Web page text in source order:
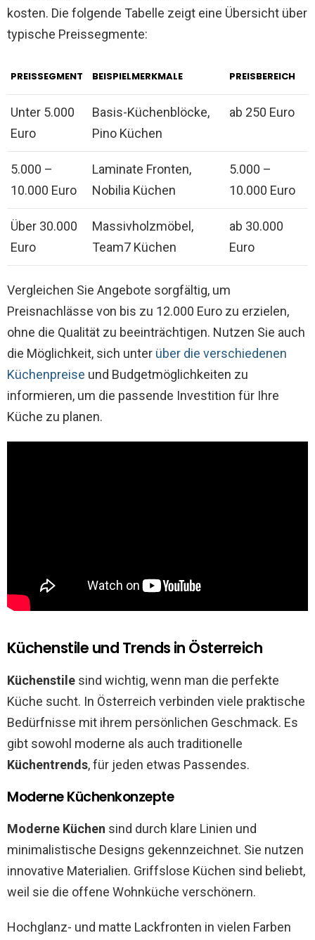
kosten. Die folgende Tabelle zeigt eine Übersicht über
typische Preissegmente:
PREISSEGMENT BEISPIELMERKMALE PREISBEREICH
Unter 5.000
Euro
Basis-Küchenblöcke,
Pino Küchen
ab 250 Euro
5.000 –
10.000 Euro
Laminate Fronten,
Nobilia Küchen
5.000 –
10.000 Euro
Über 30.000
Euro
Massivholzmöbel,
Team7 Küchen
ab 30.000
Euro
Vergleichen Sie Angebote sorgfältig, um
Preisnachlässe von bis zu 12.000 Euro zu erzielen,
ohne die Qualität zu beeinträchtigen. Nutzen Sie auch
die Möglichkeit, sich unter über die verschiedenen
Küchenpreise und Budgetmöglichkeiten zu
informieren, um die passende Investition für Ihre
Küche zu planen.
Küchenstile und Trends in Österreich
Küchenstile sind wichtig, wenn man die perfekte
Küche sucht. In Österreich verbinden viele praktische
Bedürfnisse mit ihrem persönlichen Geschmack. Es
gibt sowohl moderne als auch traditionelle
Küchentrends, für jeden etwas Passendes.
Moderne Küchenkonzepte
Moderne Küchen sind durch klare Linien und
minimalistische Designs gekennzeichnet. Sie nutzen
innovative Materialien. Griffslose Küchen sind beliebt,
weil sie die offene Wohnküche verschönern.
Hochglanz- und matte Lackfronten in vielen Farben